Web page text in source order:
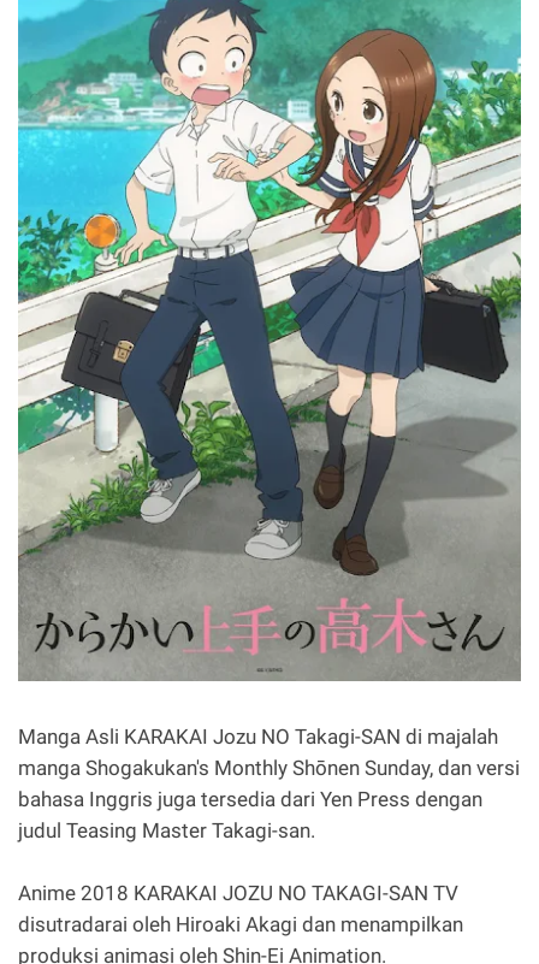
Manga Asli KARAKAI Jozu NO Takagi-SAN di majalah
manga Shogakukan's Monthly Shōnen Sunday, dan versi
bahasa Inggris juga tersedia dari Yen Press dengan
judul Teasing Master Takagi-san.
Anime 2018 KARAKAI JOZU NO TAKAGI-SAN TV
disutradarai oleh Hiroaki Akagi dan menampilkan
produksi animasi oleh Shin-Ei Animation.